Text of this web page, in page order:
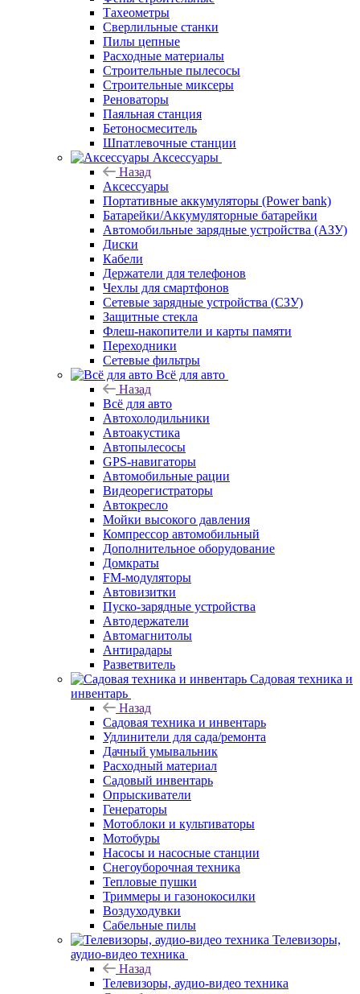
Тахеометры
Сверлильные станки
Пилы цепные
Расходные материалы
Строительные пылесосы
Строительные миксеры
Реноваторы
Паяльная станция
Бетоносмеситель
Шпатлевочные станции
Аксессуары
Назад
Аксессуары
Портативные аккумуляторы (Power bank)
Батарейки/Аккумуляторные батарейки
Автомобильные зарядные устройства (АЗУ)
Диски
Кабели
Держатели для телефонов
Чехлы для смартфонов
Сетевые зарядные устройства (СЗУ)
Защитные стекла
Флеш-накопители и карты памяти
Переходники
Сетевые фильтры
Всё для авто
Назад
Всё для авто
Автохолодильники
Автоакустика
Автопылесосы
GPS-навигаторы
Автомобильные рации
Видеорегистраторы
Автокресло
Мойки высокого давления
Компрессор автомобильный
Дополнительное оборудование
Домкраты
FM-модуляторы
Автовизитки
Пуско-зарядные устройства
Автодержатели
Автомагнитолы
Антирадары
Разветвитель
Садовая техника и
инвентарь
Назад
Садовая техника и инвентарь
Удлинители для сада/ремонта
Дачный умывальник
Расходный материал
Садовый инвентарь
Опрыскиватели
Генераторы
Мотоблоки и культиваторы
Мотобуры
Насосы и насосные станции
Снегоуборочная техника
Тепловые пушки
Триммеры и газонокосилки
Воздуходувки
Сабельные пилы
Телевизоры,
аудио-видео техника
Назад
Телевизоры, аудио-видео техника